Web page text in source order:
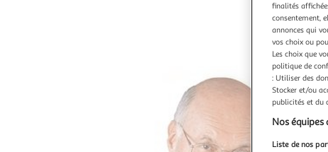
finalités
consentement,
annonces qui
vos choix ou
Les choix que
politique de
: Utiliser des
Stocker et/ou
publicités et du
Nos
Liste de nos